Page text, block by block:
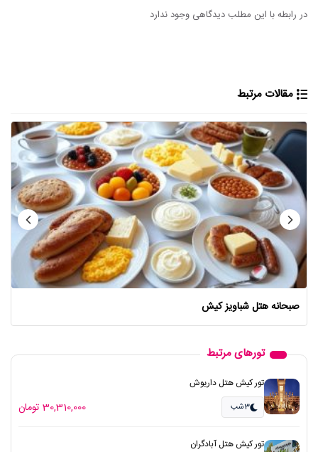
در رابطه با این مطلب دیدگاهی وجود ندارد
مقالات مرتبط
صبحانه هتل شباویز کیش
تورهای مرتبط
تور کیش هتل داریوش
3شب 30,310,000 تومان
تور کیش هتل آبادگران